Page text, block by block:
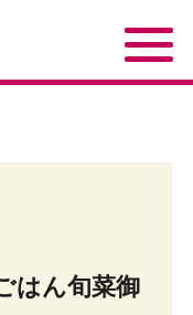
はん旬菜御